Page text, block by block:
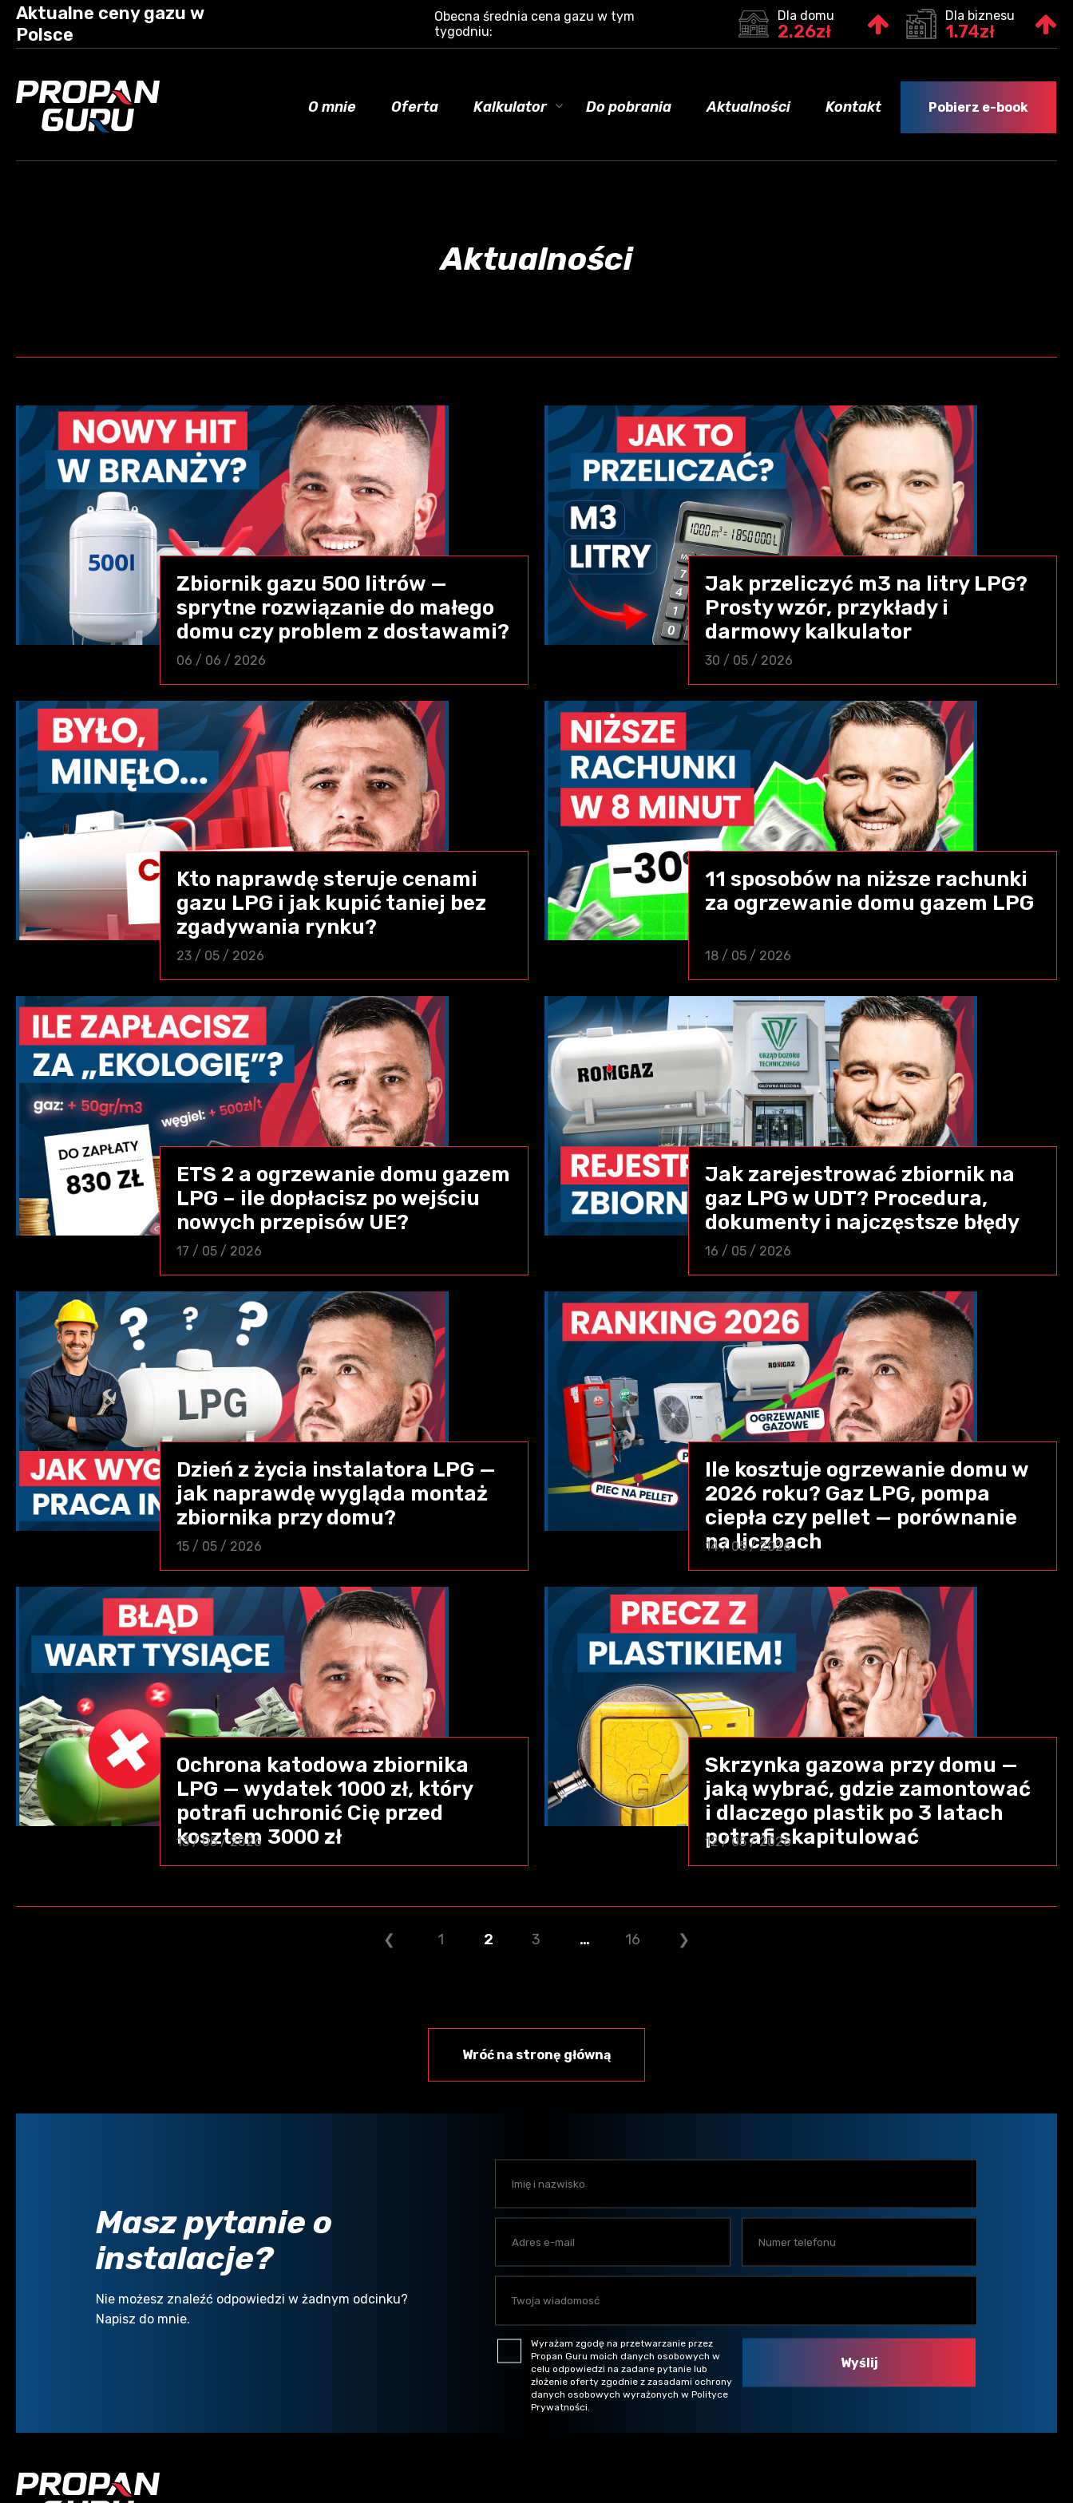
Aktualne ceny gazu w
Polsce
Obecna średnia cena gazu w tym
tygodniu:
Dla domu
2.26zł
Dla biznesu
1.74zł
O mnie Oferta Kalkulator Do pobrania Aktualności Kontakt Pobierz e-book
Aktualności
Zbiornik gazu 500 litrów —
sprytne rozwiązanie do małego
domu czy problem z dostawami?
06 / 06 / 2026
Jak przeliczyć m3 na litry LPG?
Prosty wzór, przykłady i
darmowy kalkulator
30 / 05 / 2026
Kto naprawdę steruje cenami
gazu LPG i jak kupić taniej bez
zgadywania rynku?
23 / 05 / 2026
11 sposobów na niższe rachunki
za ogrzewanie domu gazem LPG
18 / 05 / 2026
ETS 2 a ogrzewanie domu gazem
LPG – ile dopłacisz po wejściu
nowych przepisów UE?
17 / 05 / 2026
Jak zarejestrować zbiornik na
gaz LPG w UDT? Procedura,
dokumenty i najczęstsze błędy
16 / 05 / 2026
Dzień z życia instalatora LPG —
jak naprawdę wygląda montaż
zbiornika przy domu?
15 / 05 / 2026
Ile kosztuje ogrzewanie domu w
2026 roku? Gaz LPG, pompa
ciepła czy pellet — porównanie
na liczbach
14 / 05 / 2026
Ochrona katodowa zbiornika
LPG — wydatek 1000 zł, który
potrafi uchronić Cię przed
kosztem 3000 zł
13 / 05 / 2026
Skrzynka gazowa przy domu —
jaką wybrać, gdzie zamontować
i dlaczego plastik po 3 latach
potrafi skapitulować
12 / 05 / 2026
❮ 1 2 3 … 16 ❯
Wróć na stronę główną
Masz pytanie o
instalacje?
Nie możesz znaleźć odpowiedzi w żadnym odcinku?
Napisz do mnie.
Wyrażam zgodę na przetwarzanie przez
Propan Guru moich danych osobowych w
celu odpowiedzi na zadane pytanie lub
złożenie oferty zgodnie z zasadami ochrony
danych osobowych wyrażonych w Polityce
Prywatności.